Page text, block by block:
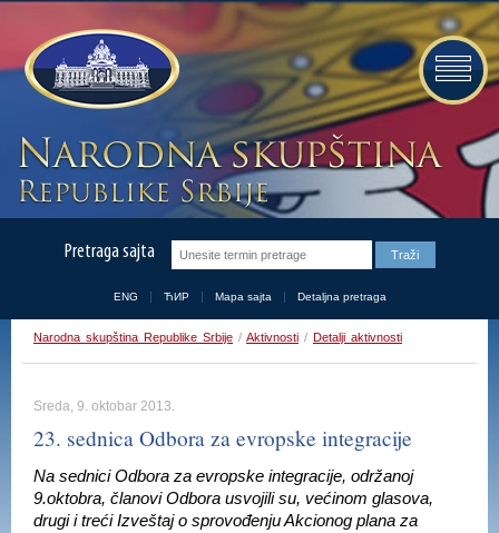
Pretraga sajta
ENG ЋИР Mapa sajta Detaljna pretraga
Narodna skupština Republike Srbije / Aktivnosti / Detalji aktivnosti
Sreda, 9. oktobar 2013.
23. sednica Odbora za evropske integracije
Na sednici Odbora za evropske integracije, održanoj
9.oktobra, članovi Odbora usvojili su, većinom glasova,
drugi i treći Izveštaj o sprovođenju Akcionog plana za